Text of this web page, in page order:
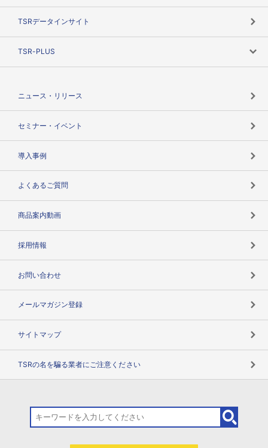
TSRデータインサイト
TSR-PLUS
ニュース・リリース
セミナー・イベント
導入事例
よくあるご質問
商品案内動画
採用情報
お問い合わせ
メールマガジン登録
サイトマップ
TSRの名を騙る業者にご注意ください